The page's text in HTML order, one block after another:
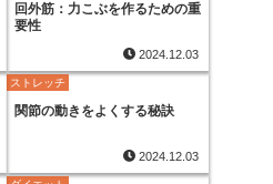
回外筋：力こぶを作るための重
要性
2024.12.03
ストレッチ
関節の動きをよくする秘訣
2024.12.03